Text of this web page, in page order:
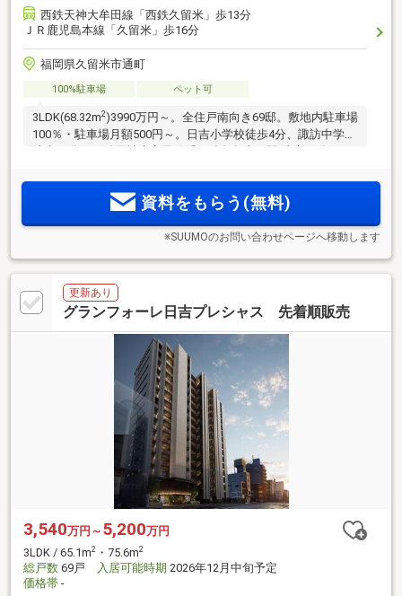
西鉄天神大牟田線「西鉄久留米」歩13分
ＪＲ鹿児島本線「久留米」歩16分
福岡県久留米市通町
100%駐車場 ペット可
3LDK(68.32m2)3990万円～。全住戸南向き69邸。敷地内駐車場
100％・駐車場月額500円～。日吉小学校徒歩4分、諏訪中学校
ス。
資料をもらう(無料)
※SUUMOのお問い合わせページへ移動します
更新あり
グランフォーレ日吉プレシャス 先着順販売
3,540万円～ 5,200万円
3LDK / 65.1m2 ・75.6m2
総戸数 69戸 入居可能時期 2026年12月中旬予定
価格帯 -